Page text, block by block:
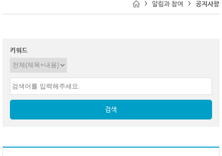
알림과 참여 공지사항
키워드
검색